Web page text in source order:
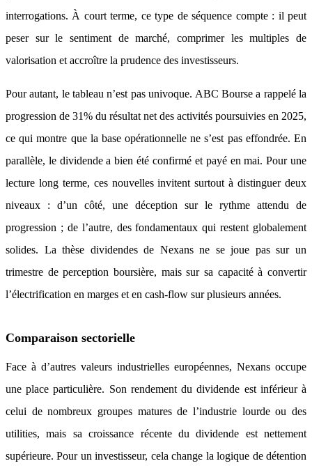
interrogations. À court terme, ce type de séquence compte : il peut
peser sur le sentiment de marché, comprimer les multiples de
valorisation et accroître la prudence des investisseurs.
Pour autant, le tableau n’est pas univoque. ABC Bourse a rappelé la
progression de 31% du résultat net des activités poursuivies en 2025,
ce qui montre que la base opérationnelle ne s’est pas effondrée. En
parallèle, le dividende a bien été confirmé et payé en mai. Pour une
lecture long terme, ces nouvelles invitent surtout à distinguer deux
niveaux : d’un côté, une déception sur le rythme attendu de
progression ; de l’autre, des fondamentaux qui restent globalement
solides. La thèse dividendes de Nexans ne se joue pas sur un
trimestre de perception boursière, mais sur sa capacité à convertir
l’électrification en marges et en cash-flow sur plusieurs années.
Comparaison sectorielle
Face à d’autres valeurs industrielles européennes, Nexans occupe
une place particulière. Son rendement du dividende est inférieur à
celui de nombreux groupes matures de l’industrie lourde ou des
utilities, mais sa croissance récente du dividende est nettement
supérieure. Pour un investisseur, cela change la logique de détention